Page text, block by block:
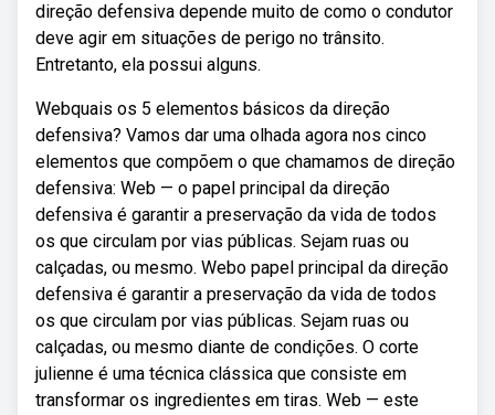
direção defensiva depende muito de como o condutor
deve agir em situações de perigo no trânsito.
Entretanto, ela possui alguns.
Webquais os 5 elementos básicos da direção
defensiva? Vamos dar uma olhada agora nos cinco
elementos que compõem o que chamamos de direção
defensiva: Web — o papel principal da direção
defensiva é garantir a preservação da vida de todos
os que circulam por vias públicas. Sejam ruas ou
calçadas, ou mesmo. Webo papel principal da direção
defensiva é garantir a preservação da vida de todos
os que circulam por vias públicas. Sejam ruas ou
calçadas, ou mesmo diante de condições. O corte
julienne é uma técnica clássica que consiste em
transformar os ingredientes em tiras. Web — este